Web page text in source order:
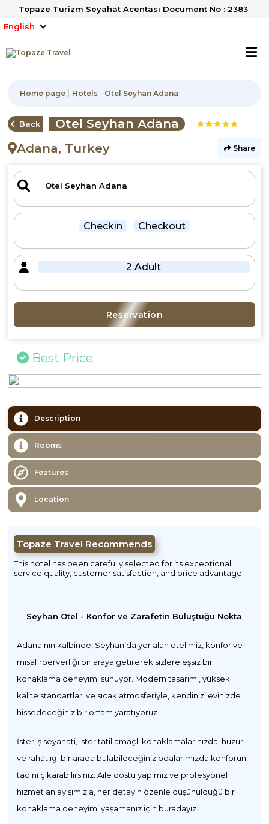
Topaze Turizm Seyahat Acentası Document No : 2383
English
Home page Hotels Otel Seyhan Adana
Back
Otel Seyhan Adana
Adana, Turkey
Share
Checkin Checkout
2 Adult
Reservation
Best Price
Description
Rooms
Features
Location
Topaze Travel Recommends
This hotel has been carefully selected for its exceptional
service quality, customer satisfaction, and price advantage.
Seyhan Otel - Konfor ve Zarafetin Buluştuğu Nokta
Adana'nın kalbinde, Seyhan’da yer alan otelimiz, konfor ve
misafirperverliği bir araya getirerek sizlere eşsiz bir
konaklama deneyimi sunuyor. Modern tasarımı, yüksek
kalite standartları ve sıcak atmosferiyle, kendinizi evinizde
hissedeceğiniz bir ortam yaratıyoruz.
İster iş seyahati, ister tatil amaçlı konaklamalarınızda, huzur
ve rahatlığı bir arada bulabileceğiniz odalarımızda konforun
tadını çıkarabilirsiniz. Aile dostu yapımız ve profesyonel
hizmet anlayışımızla, her detayın özenle düşünüldüğü bir
konaklama deneyimi yaşamanız için buradayız.